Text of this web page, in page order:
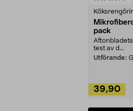
pack
test av d...
Utförande:
39,90